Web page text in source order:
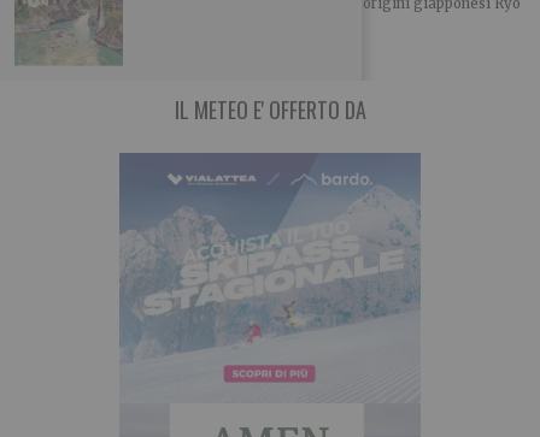
Kato, ha quasi
IL METEO E' OFFERTO DA